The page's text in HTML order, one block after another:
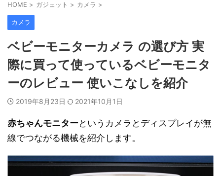
HOME > ガジェット > カメラ >
カメラ
ベビーモニターカメラ の選び方 実
際に買って使っているベビーモニタ
ーのレビュー 使いこなしを紹介
2019年8月23日 2021年10月1日
赤ちゃんモニターというカメラとディスプレイが無
線でつながる機械を紹介します。